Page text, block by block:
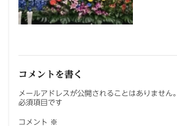
コメントを書く
メールアドレスが公開されることはありません。
必須項目です
コメント ※